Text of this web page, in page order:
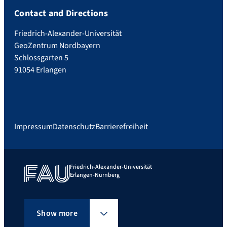
Contact and Directions
Friedrich-Alexander-Universität
GeoZentrum Nordbayern
Schlossgarten 5
91054 Erlangen
ImpressumDatenschutzBarrierefreiheit
Friedrich-Alexander-Universität
Erlangen-Nürnberg
Show more